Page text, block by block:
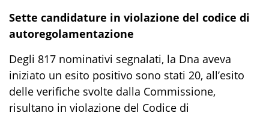
Sette candidature in violazione del codice di
autoregolamentazione
Degli 817 nominativi segnalati, la Dna aveva
iniziato un esito positivo sono stati 20, all’esito
delle verifiche svolte dalla Commissione,
risultano in violazione del Codice di